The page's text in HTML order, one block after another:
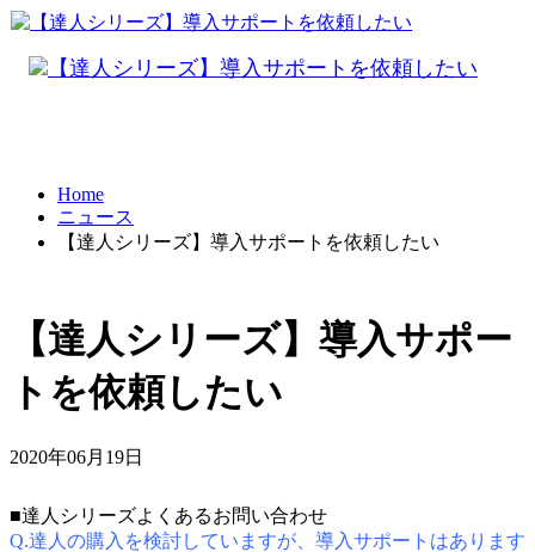
Home
ニュース
【達人シリーズ】導入サポートを依頼したい
【達人シリーズ】導入サポー
トを依頼したい
2020年06月19日
■達人シリーズよくあるお問い合わせ
Q.達人の購入を検討していますが、導入サポートはあります